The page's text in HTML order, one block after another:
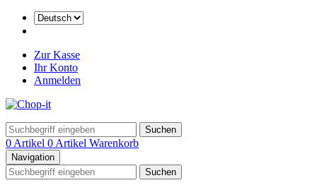
Zur Kasse
Ihr Konto
Anmelden
Suchen
0 Artikel 0 Artikel Warenkorb
Navigation
Suchen